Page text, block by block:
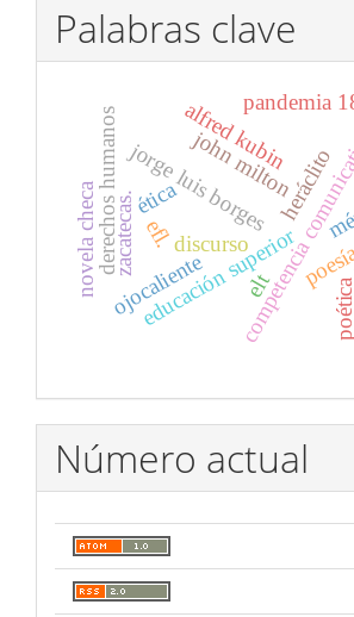
Palabras clave
discursocompetencia
educación superior
jorge luis borgesheráclito
john milton
derechos humanos ética
alfred kubin
novela checa elt
efl.
pandemia
ojocaliente
zacatecas.
poética
Número actual